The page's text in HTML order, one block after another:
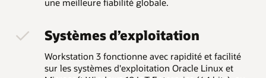
une meilleure fiabilité globale.
Systèmes d’exploitation
Workstation 3 fonctionne avec rapidité et facilité
sur les systèmes d'exploitation Oracle Linux et